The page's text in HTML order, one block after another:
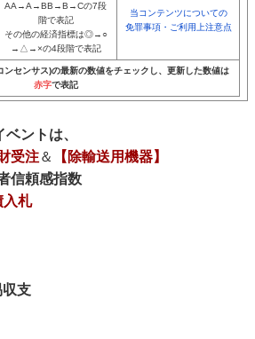
AA→A→BB→B→Cの7段
階で表記
その他の経済指標は◎→○
→△→×の4段階で表記
当コンテンツについての
免罪事項・ご利用上注意点
センサス)の最新の数値をチェックし、更新した数値は
赤字で表記
ントは、
受注＆
【除輸送用機器】
信頼感指数
入札
支